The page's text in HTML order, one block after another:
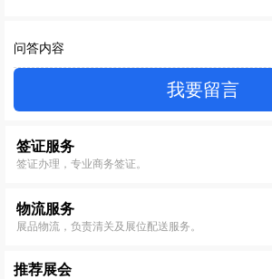
问答内容
我要留言
签证服务
签证办理，专业商务签证。
物流服务
展品物流，负责清关及展位配送服务。
推荐展会